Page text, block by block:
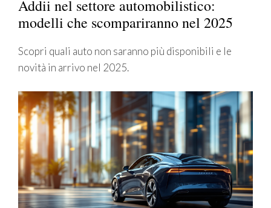
Addii nel settore automobilistico:
modelli che scompariranno nel 2025
Scopri quali auto non saranno più disponibili e le
novità in arrivo nel 2025.